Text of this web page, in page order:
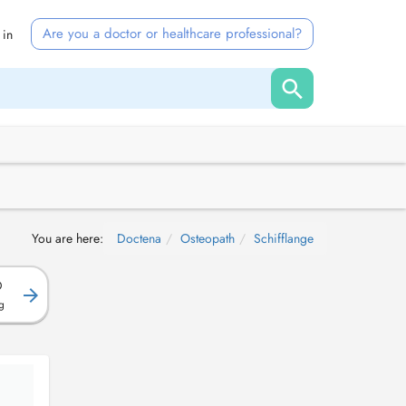
in Are you a doctor or healthcare professional?
You are here: Doctena Osteopath Schifflange